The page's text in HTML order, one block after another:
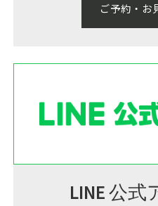
ご予約・お
LINE 公式